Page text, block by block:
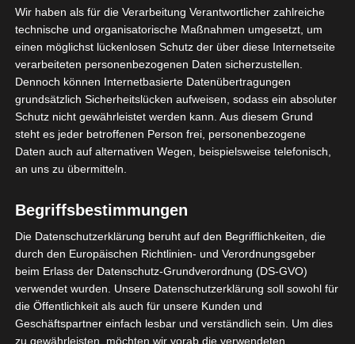
Ich liebe dieses kleine Zimmer mit Blick in
Wir haben als für die Verarbeitung Verantwortlicher zahlreiche
technische und organisatorische Maßnahmen umgesetzt, um
einen möglichst lückenlosen Schutz der über diese Internetseite
verarbeiteten personenbezogenen Daten sicherzustellen.
Dennoch können Internetbasierte Datenübertragungen
grundsätzlich Sicherheitslücken aufweisen, sodass ein absoluter
Schutz nicht gewährleistet werden kann. Aus diesem Grund
steht es jeder betroffenen Person frei, personenbezogene
Daten auch auf alternativen Wegen, beispielsweise telefonisch,
an uns zu übermitteln.
Begriffsbestimmungen
Die Datenschutzerklärung beruht auf den Begrifflichkeiten, die
durch den Europäischen Richtlinien- und Verordnungsgeber
beim Erlass der Datenschutz-Grundverordnung (DS-GVO)
verwendet wurden. Unsere Datenschutzerklärung soll sowohl für
die Öffentlichkeit als auch für unsere Kunden und
Geschäftspartner einfach lesbar und verständlich sein. Um dies
zu gewährleisten, möchten wir vorab die verwendeten